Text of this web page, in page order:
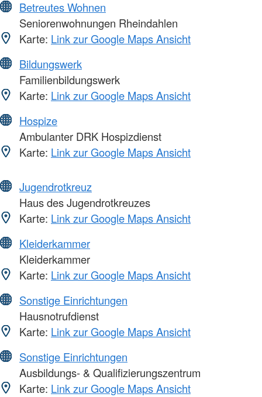
Betreutes Wohnen
Seniorenwohnungen Rheindahlen
Karte: Link zur Google Maps Ansicht
Bildungswerk
Familienbildungswerk
Karte: Link zur Google Maps Ansicht
Hospize
Ambulanter DRK Hospizdienst
Karte: Link zur Google Maps Ansicht
Jugendrotkreuz
Haus des Jugendrotkreuzes
Karte: Link zur Google Maps Ansicht
Kleiderkammer
Kleiderkammer
Karte: Link zur Google Maps Ansicht
Sonstige Einrichtungen
Hausnotrufdienst
Karte: Link zur Google Maps Ansicht
Sonstige Einrichtungen
Ausbildungs- & Qualifizierungszentrum
Karte: Link zur Google Maps Ansicht